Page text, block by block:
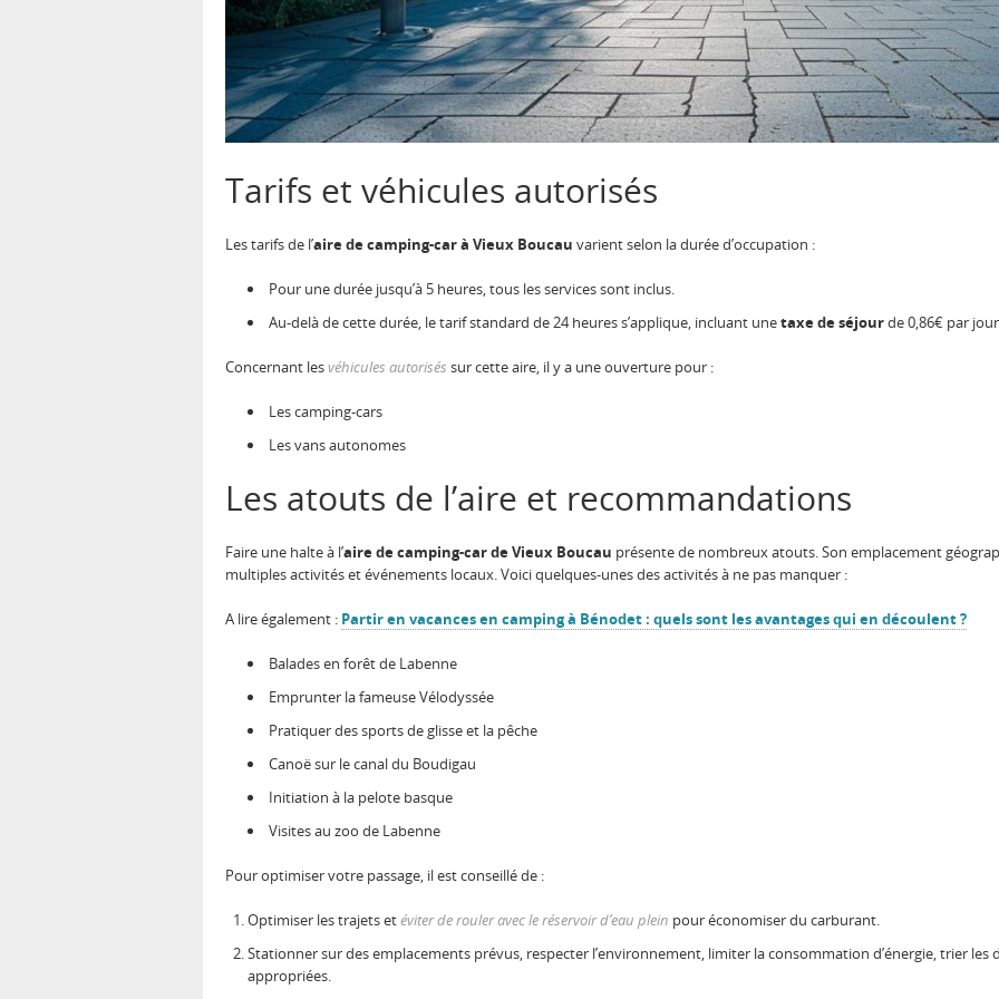
Tarifs et véhicules autorisés
Les tarifs de l’aire de camping-car à Vieux Boucau varient selon la durée d’occupation :
Pour une durée jusqu’à 5 heures, tous les services sont inclus.
Au-delà de cette durée, le tarif standard de 24 heures s’applique, incluant unetaxe de séjourde 0,86€ par
Concernant lesvéhicules autorisés sur cette aire, il y a une ouverture pour :
Les camping-cars
Les vans autonomes
Les atouts de l’aire et recommandations
Faire une halte à l’aire de camping-car de Vieux Boucau présente de nombreux atouts. Son emplacement
multiples activités et événements locaux. Voici quelques-unes des activités à ne pas manquer :
A lire également : Partir en vacances en camping à Bénodet : quels sont les avantages qui en découlent ?
Balades en forêt de Labenne
Emprunter la fameuse Vélodyssée
Pratiquer des sports de glisse et la pêche
Canoë sur le canal du Boudigau
Initiation à la pelote basque
Visites au zoo de Labenne
Pour optimiser votre passage, il est conseillé de :
Optimiser les trajets etéviter de rouler avec le réservoir d’eau plein pour économiser du carburant.
Stationner sur des emplacements prévus, respecter l’environnement, limiter la consommation d’énergie, trier les
appropriées.